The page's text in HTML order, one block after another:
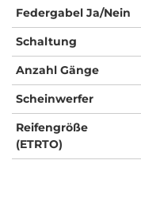
Federgabel Ja/Nein
Schaltung
Anzahl Gänge
Scheinwerfer
Reifengröße
(ETRTO)